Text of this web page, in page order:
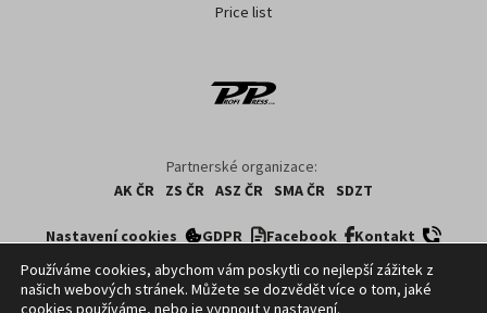
Price list
Partnerské organizace:
AK ČR
ZS ČR ASZ ČR SMA ČR SDZT
Nastavení cookies GDPR Facebook Kontakt
Copyright ©2026 ČTK. Profi Press, s.r.o. využívá zpravodajství z databází ČTK,
Používáme cookies, abychom vám poskytli co nejlepší zážitek z
našich webových stránek. Můžete se dozvědět více o tom, jaké
cookies používáme, nebo je vypnout vnastavení.